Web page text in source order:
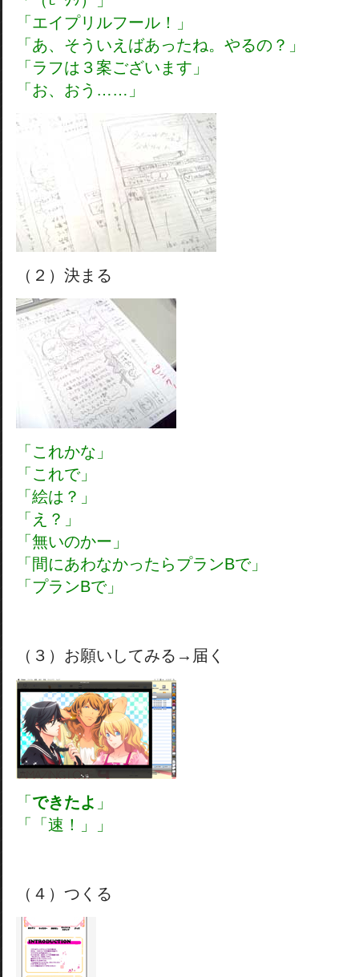
「エイプリルフール！」
「あ、そういえばあったね。やるの？」
「ラフは３案ございます」
「お、おう……」
（２）決まる
「これかな」
「これで」
「絵は？」
「え？」
「無いのかー」
「間にあわなかったらプランBで」
「プランBで」
（３）お願いしてみる→届く
「 できたよ 」
「「速！」」
（４）つくる